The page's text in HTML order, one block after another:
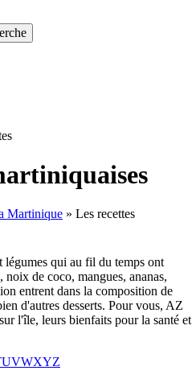
Martinique
Les recettes
qui au fil du temps ont
de coco, mangues, ananas,
entrent dans la composition de
d'autres desserts. Pour vous, AZ
l'île, leurs bienfaits pour la santé et
UVWXYZ